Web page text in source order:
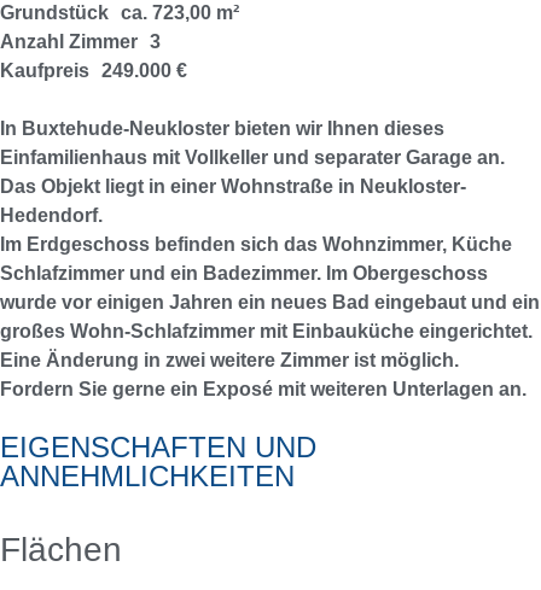
Grundstück ca. 723,00 m²
Anzahl Zimmer 3
Kaufpreis 249.000 €
In Buxtehude-Neukloster bieten wir Ihnen dieses
Einfamilienhaus mit Vollkeller und separater Garage an.
Das Objekt liegt in einer Wohnstraße in Neukloster-
Hedendorf.
Im Erdgeschoss befinden sich das Wohnzimmer, Küche
Schlafzimmer und ein Badezimmer. Im Obergeschoss
wurde vor einigen Jahren ein neues Bad eingebaut und ein
großes Wohn-Schlafzimmer mit Einbauküche eingerichtet.
Eine Änderung in zwei weitere Zimmer ist möglich.
Fordern Sie gerne ein Exposé mit weiteren Unterlagen an.
EIGENSCHAFTEN UND
ANNEHMLICHKEITEN
Flächen